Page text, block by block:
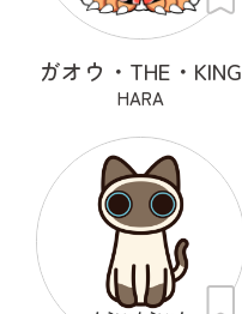
ガオウ・THE・KING
HARA